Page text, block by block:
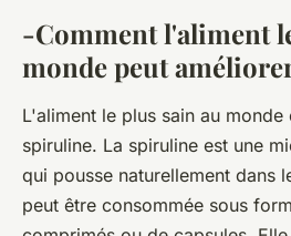
-Comment l'aliment
monde peut
L'aliment le plus sain au monde
spiruline. La spiruline est une
qui pousse naturellement dans
peut être consommée sous